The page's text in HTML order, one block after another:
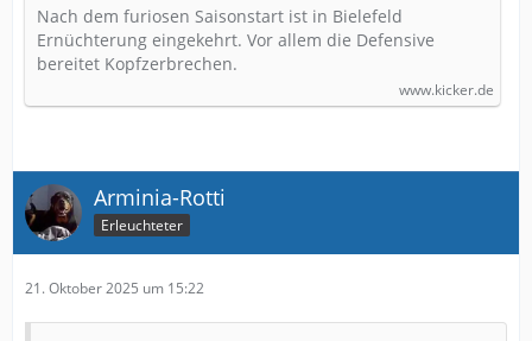
Nach dem furiosen Saisonstart ist in Bielefeld
Ernüchterung eingekehrt. Vor allem die Defensive
bereitet Kopfzerbrechen.
www.kicker.de
Arminia-Rotti
Erleuchteter
21. Oktober 2025 um 15:22